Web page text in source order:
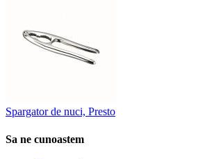
Spargator de nuci, Presto
Sa ne cunoastem